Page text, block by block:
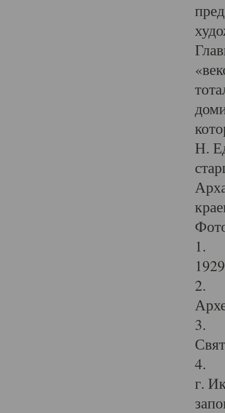
Н.
1.
2.
3.
4.
г.